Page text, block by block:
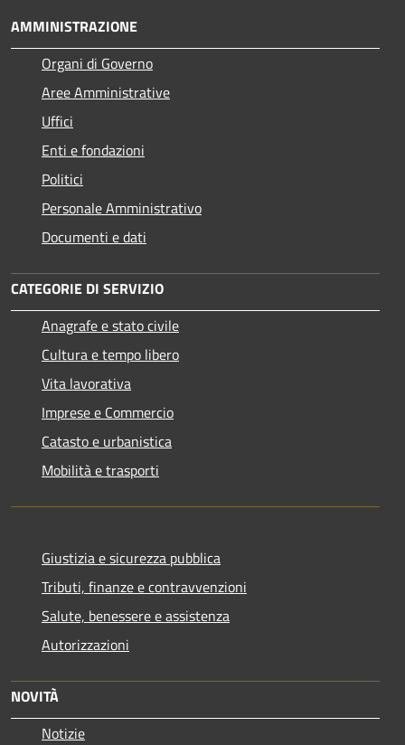
AMMINISTRAZIONE
Organi di Governo
Aree Amministrative
Uffici
Enti e fondazioni
Politici
Personale Amministrativo
Documenti e dati
CATEGORIE DI SERVIZIO
Anagrafe e stato civile
Cultura e tempo libero
Vita lavorativa
Imprese e Commercio
Catasto e urbanistica
Mobilità e trasporti
Giustizia e sicurezza pubblica
Tributi, finanze e contravvenzioni
Salute, benessere e assistenza
Autorizzazioni
NOVITÀ
Notizie